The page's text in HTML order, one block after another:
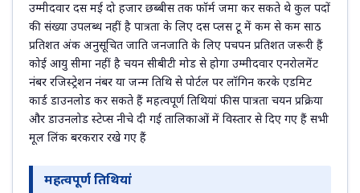
उम्मीदवार दस मई दो हजार छब्बीस तक फॉर्म जमा कर सकते थे कुल पदों
की संख्या उपलब्ध नहीं है पात्रता के लिए दस प्लस टू में कम से कम साठ
प्रतिशत अंक अनुसूचित जाति जनजाति के लिए पचपन प्रतिशत जरूरी हैं
कोई आयु सीमा नहीं है चयन सीबीटी मोड से होगा उम्मीदवार एनरोलमेंट
नंबर रजिस्ट्रेशन नंबर या जन्म तिथि से पोर्टल पर लॉगिन करके एडमिट
कार्ड डाउनलोड कर सकते हैं महत्वपूर्ण तिथियां फीस पात्रता चयन प्रक्रिया
और डाउनलोड स्टेप्स नीचे दी गई तालिकाओं में विस्तार से दिए गए हैं सभी
मूल लिंक बरकरार रखे गए हैं
महत्वपूर्ण तिथियां